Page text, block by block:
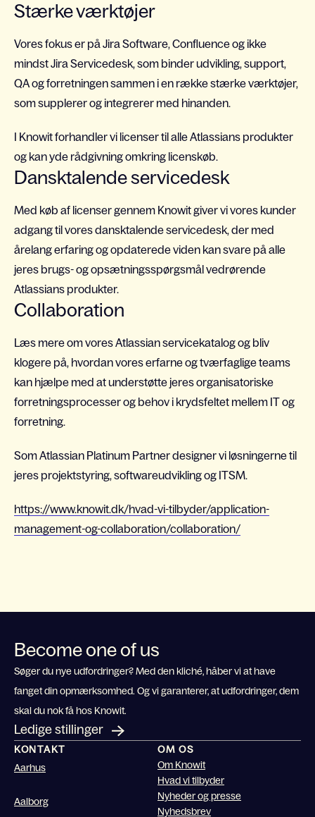
Stærke værktøjer
Vores fokus er på Jira Software, Confluence og ikke
mindst Jira Servicedesk, som binder udvikling, support,
QA og forretningen sammen i en række stærke værktøjer,
som supplerer og integrerer med hinanden.
I Knowit forhandler vi licenser til alle Atlassians produkter
og kan yde rådgivning omkring licenskøb.
Dansktalende servicedesk
Med køb af licenser gennem Knowit giver vi vores kunder
adgang til vores dansktalende servicedesk, der med
årelang erfaring og opdaterede viden kan svare på alle
jeres brugs- og opsætningsspørgsmål vedrørende
Atlassians produkter.
Collaboration
Læs mere om vores Atlassian servicekatalog og bliv
klogere på, hvordan vores erfarne og tværfaglige teams
kan hjælpe med at understøtte jeres organisatoriske
forretningsprocesser og behov i krydsfeltet mellem IT og
forretning.
Som Atlassian Platinum Partner designer vi løsningerne til
jeres projektstyring, softwareudvikling og ITSM.
https://www.knowit.dk/hvad-vi-tilbyder/application-
management-og-collaboration/collaboration/
Become one of us
Søger du nye udfordringer? Med den kliché, håber vi at have
fanget din opmærksomhed. Og vi garanterer, at udfordringer, dem
skal du nok få hos Knowit.
Ledige stillinger
KONTAKT
Aarhus
Aalborg
OM OS
Om Knowit
Hvad vi tilbyder
Nyheder og presse
Nyhedsbrev